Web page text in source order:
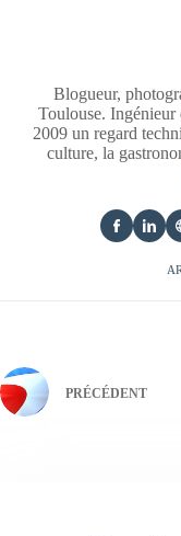
Blogueur,
Toulouse. Ingénieur
2009 un regard
culture, la
PRÉCÉDENT